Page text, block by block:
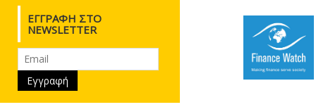
ΕΓΓΡΑΦΉ ΣΤΟ
NEWSLETTER